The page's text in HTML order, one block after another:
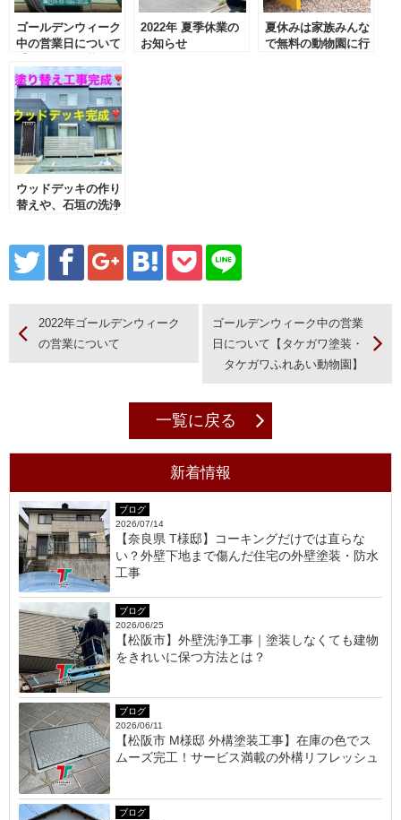
ゴールデンウィーク
中の営業日について
ケガワふれあい動物
園】
2022年 夏季休業の
お知らせ
夏休みは家族みんな
で無料の動物園に行
ウッドデッキの作り
替えや、石垣の洗浄
ポート！
2022年ゴールデンウィーク
の営業について
ゴールデンウィーク中の営業
日について【タケガワ塗装・
タケガワふれあい動物園】
一覧に戻る
新着情報
ブログ
2026/07/14
【奈良県 T様邸】コーキングだけでは直らな
い？外壁下地まで傷んだ住宅の外壁塗装・防水
工事
ブログ
2026/06/25
【松阪市】外壁洗浄工事｜塗装しなくても建物
をきれいに保つ方法とは？
ブログ
2026/06/11
【松阪市 M様邸 外構塗装工事】在庫の色でス
ムーズ完工！サービス満載の外構リフレッシュ
ブログ